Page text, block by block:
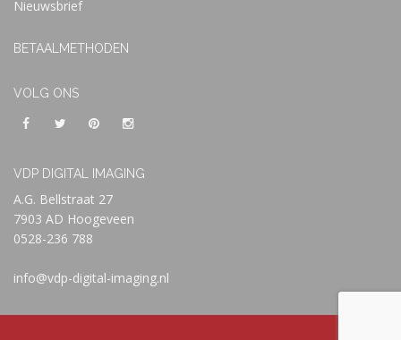
Nieuwsbrief
BETAALMETHODEN
VOLG ONS
VDP DIGITAL IMAGING
A.G. Bellstraat 27
7903 AD Hoogeveen
0528-236 788
info@vdp-digital-imaging.nl